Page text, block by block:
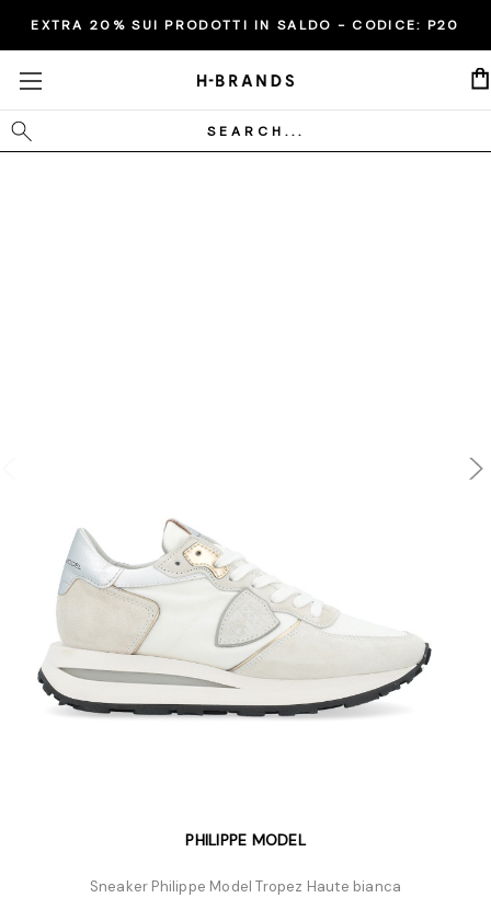
EXTRA 20% SUI PRODOTTI IN SALDO - CODICE: P20
Cerca
PHILIPPE MODEL
Sneaker Philippe Model Tropez Haute bianca